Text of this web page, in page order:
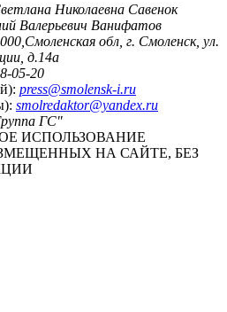
Николаевна Савенок
Валерьевич Ванифатов
обл, г. Смоленск, ул.
д.14а
05-20
press@smolensk-i.ru
smolredaktor@yandex.ru
ГС"
ИСПОЛЬЗОВАНИЕ
НА САЙТЕ, БЕЗ